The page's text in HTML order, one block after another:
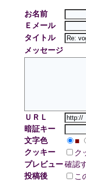
お名前
Ｅメール
タイトル
メッセージ
ＵＲＬ
暗証キー
文字色
■
クッキー
ク
プレビュー確認
投稿後
こ